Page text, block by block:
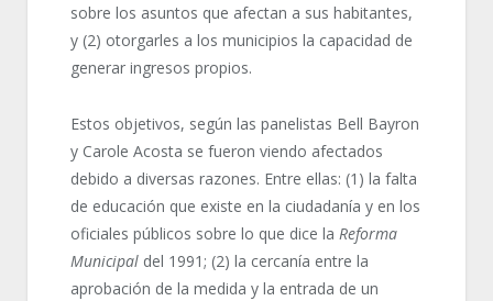
sobre los asuntos que afectan a sus habitantes,
y (2) otorgarles a los municipios la capacidad de
generar ingresos propios.
Estos objetivos, según las panelistas Bell Bayron
y Carole Acosta se fueron viendo afectados
debido a diversas razones. Entre ellas: (1) la falta
de educación que existe en la ciudadanía y en los
oficiales públicos sobre lo que dice la Reforma
Municipaldel 1991; (2) la cercanía entre la
aprobación de la medida y la entrada de un